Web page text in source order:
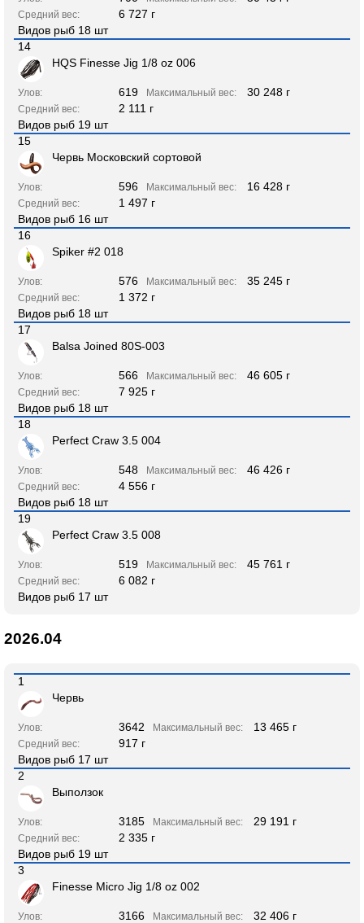
Средний вес:
6 727 г
Видов рыб 18 шт
14
HQS Finesse Jig 1/8 oz 006
Улов: 619 Максимальный вес: 30 248 г
Средний вес:
2 111 г
Видов рыб 19 шт
15
Червь Московский сортовой
Улов: 596 Максимальный вес: 16 428 г
Средний вес:
1 497 г
Видов рыб 16 шт
16
Spiker #2 018
Улов: 576 Максимальный вес: 35 245 г
Средний вес:
1 372 г
Видов рыб 18 шт
17
Balsa Joined 80S-003
Улов: 566 Максимальный вес: 46 605 г
Средний вес:
7 925 г
Видов рыб 18 шт
18
Perfect Craw 3.5 004
Улов: 548 Максимальный вес: 46 426 г
Средний вес:
4 556 г
Видов рыб 18 шт
19
Perfect Craw 3.5 008
Улов: 519 Максимальный вес: 45 761 г
Средний вес:
6 082 г
Видов рыб 17 шт
2026.04
1
Червь
Улов: 3642 Максимальный вес: 13 465 г
Средний вес:
917 г
Видов рыб 17 шт
2
Выползок
Улов: 3185 Максимальный вес: 29 191 г
Средний вес:
2 335 г
Видов рыб 19 шт
3
Finesse Micro Jig 1/8 oz 002
Улов: 3166 Максимальный вес: 32 406 г